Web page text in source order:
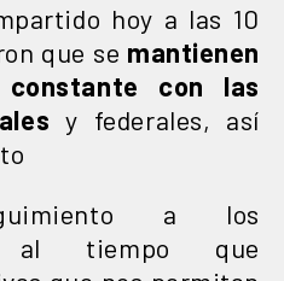
hoy a las 10
que se mantienen
constante con las
y federales, así
a los
al tiempo que